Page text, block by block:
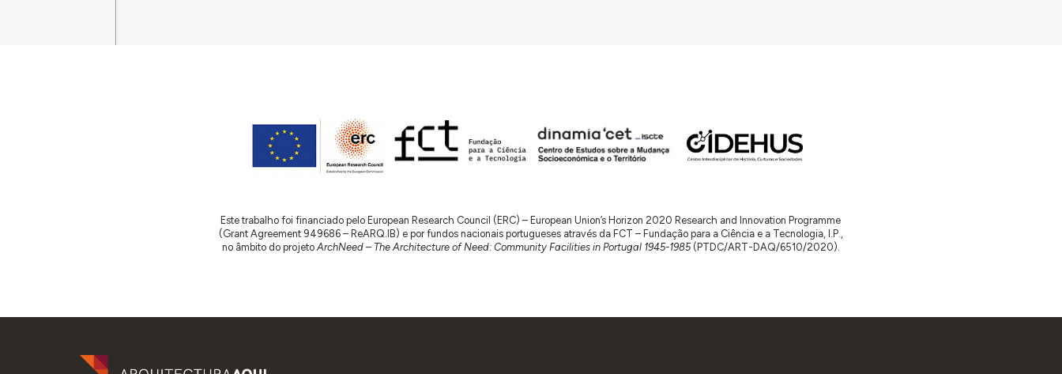
Este trabalho foi financiado pelo European Research Council (ERC) – European Union’s Horizon 2020 Research and Innovation Programme
(Grant Agreement 949686 – ReARQ.IB) e por fundos nacionais portugueses através da FCT – Fundação para a Ciência e a Tecnologia, I.P.,
no âmbito do projetoArchNeed – The Architecture of Need: Community Facilities in Portugal 1945-1985(PTDC/ART-DAQ/6510/2020).